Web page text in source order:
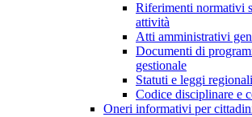
Riferimenti normativi
attività
Atti amministrativi
Documenti di
gestionale
Statuti e leggi regionali
Codice disciplinare e
Oneri informativi per